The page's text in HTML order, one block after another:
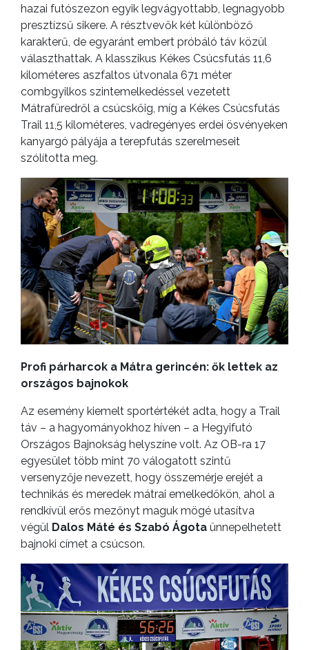
hazai futószezon egyik legvágyottabb, legnagyobb
presztízsű sikere. A résztvevők két különböző
karakterű, de egyaránt embert próbáló táv közül
választhattak. A klasszikus Kékes Csúcsfutás 11,6
kilométeres aszfaltos útvonala 671 méter
combgyilkos szintemelkedéssel vezetett
Mátrafüredről a csúcskőig, míg a Kékes Csúcsfutás
Trail 11,5 kilométeres, vadregényes erdei ösvényeken
kanyargó pályája a terepfutás szerelmeseit
szólította meg.
Profi párharcok a Mátra gerincén: ők lettek az
országos bajnokok
Az esemény kiemelt sportértékét adta, hogy a Trail
táv – a hagyományokhoz híven – a Hegyifutó
Országos Bajnokság helyszíne volt. Az OB-ra 17
egyesület több mint 70 válogatott szintű
versenyzője nevezett, hogy összemérje erejét a
technikás és meredek mátrai emelkedőkön, ahol a
rendkívül erős mezőnyt maguk mögé utasítva
végül Dalos Máté és Szabó Ágota ünnepelhetett
bajnoki címet a csúcson.